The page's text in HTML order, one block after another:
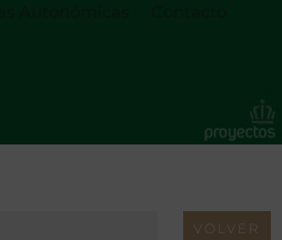
VOLVER